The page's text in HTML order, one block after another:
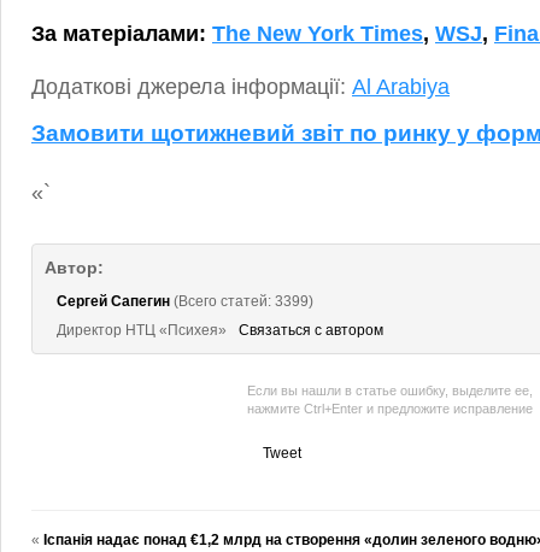
За матеріалами: The New York Times, WSJ,
Додаткові джерела інформації: Al Arabiya
Замовити щотижневий звіт по ринку у
«`
Автор:
Сергей Сапегин (Всего статей: 3399)
Директор НТЦ «Психея»
Связаться с автором
Если вы нашли в статье ошибку, выделите ее,
нажмите Ctrl+Enter и предложите исправление
Tweet
« Іспанія надає понад €1,2 млрд на створення «долин зеленого